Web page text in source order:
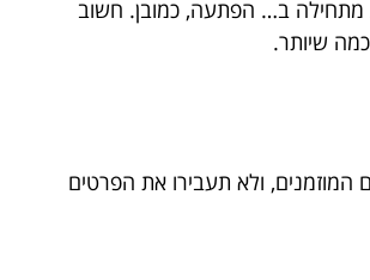
ב… הפתעה, כמובן. חשוב
שיותר.
המוזמנים, ולא תעבירו את הפרטים